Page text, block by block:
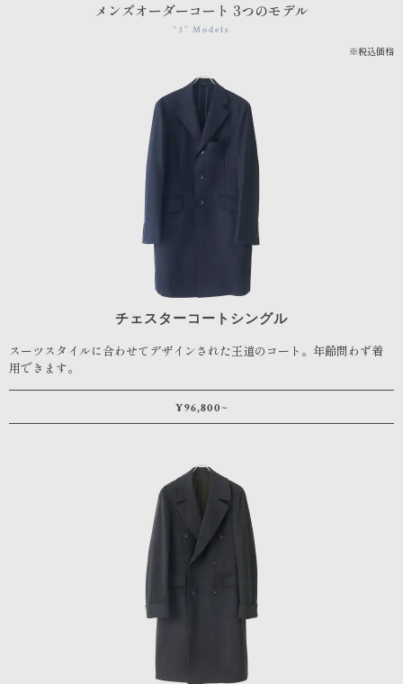
メンズオーダーコート 3つのモデル
“3” Models
※税込価格
チェスターコートシングル
スーツスタイルに合わせてデザインされた王道のコート。年齢問わず着
用できます。
¥96,800~